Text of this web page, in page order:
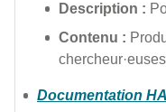
Description :
Contenu :
Documentation